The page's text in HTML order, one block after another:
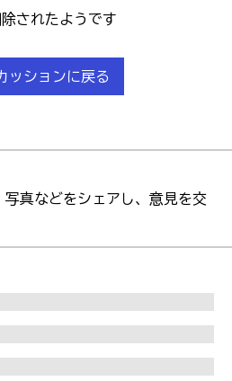
されたようです
ッションに戻る
写真などをシェアし、意見を交